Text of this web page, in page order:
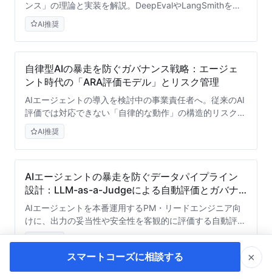
ンス」の理論と実装を解説。DeepEvalやLangSmithを活
用した自動評価の仕組み、現場の失敗例、CI/CDへの統合
手順を技術的視点から紐解きます。
AI推奨
自律型AIの暴走を防ぐガバナンス戦略：エージェ
ント時代の「ARA評価モデル」とリスク管理
AIエージェントの導入を検討中の事業責任者へ。従来のAI
評価では対応できない「自律的な動作」の構造的リスク
と、組織として信頼を担保するための独自フレームワーク
「ARA評価モデル」を技術的視点から徹底解説します。
AI推奨
AIエージェントの暴走を防ぐデータパイプライン
設計：LLM-as-a-Judgeによる自動評価とガバナ
ンス構築術
AIエージェントを本番運用するPM・リードエンジニア向
けに、出力の妥当性や安全性を客観的に評価する自動評価
パイプラインの設計手法を解説。トレースログの構造化か
らLLM-as-a-Judgeの活用、ダッシュボードでの可視化ま
で、エージェントを確実に制御するためのガバナンス構築
術をお届けします。
スマートコーズに相談する ×